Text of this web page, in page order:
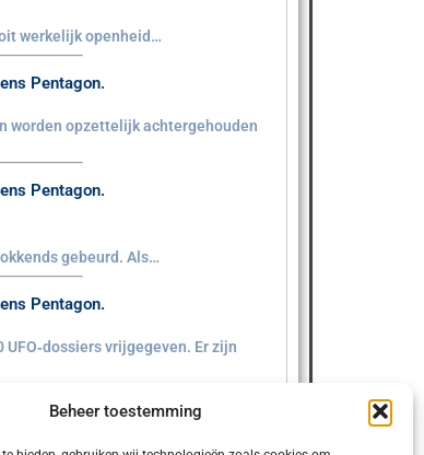
Beheer toestemming
werkelijk openheid…
Pentagon.
worden opzettelijk achtergehouden
Pentagon.
gebeurd. Als…
Pentagon.
vrijgegeven. Er zijn